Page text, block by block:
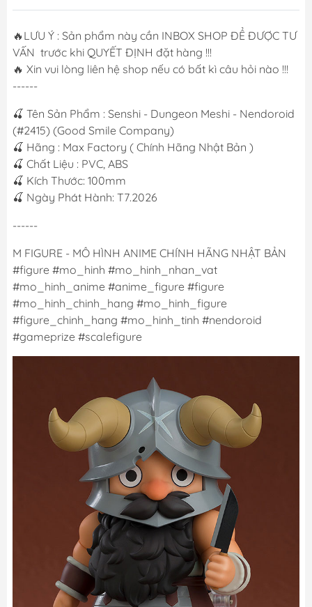
🔥LƯU Ý : Sản phẩm này cần INBOX SHOP ĐỂ ĐƯỢC TƯ
VẤN trước khi QUYẾT ĐỊNH đặt hàng !!!
🔥 Xin vui lòng liên hệ shop nếu có bất kì câu hỏi nào !!!
------
🍒 Tên Sản Phẩm : Senshi - Dungeon Meshi - Nendoroid
(#2415) (Good Smile Company)
🍒 Hãng : Max Factory ( Chính Hãng Nhật Bản )
🍒 Chất Liệu : PVC, ABS
🍒 Kích Thước: 100mm
🍒 Ngày Phát Hành: T7.2026
------
M FIGURE - MÔ HÌNH ANIME CHÍNH HÃNG NHẬT BẢN
#figure #mo_hinh #mo_hinh_nhan_vat
#mo_hinh_anime #anime_figure #figure
#mo_hinh_chinh_hang #mo_hinh_figure
#figure_chinh_hang #mo_hinh_tinh #nendoroid
#gameprize #scalefigure